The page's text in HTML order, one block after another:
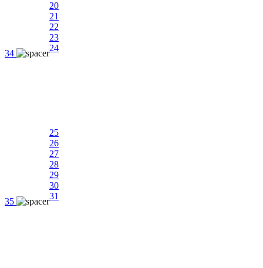
34
20
21
22
23
24
35
25
26
27
28
29
30
31